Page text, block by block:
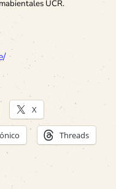
UCR.
X
Threads